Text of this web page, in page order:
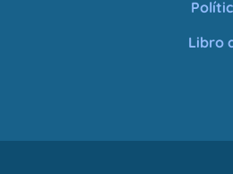
Libro